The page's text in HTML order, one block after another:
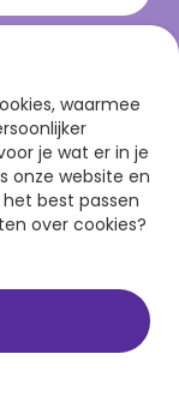
waarmee
je wat er in je
onze website en
best passen
over cookies?